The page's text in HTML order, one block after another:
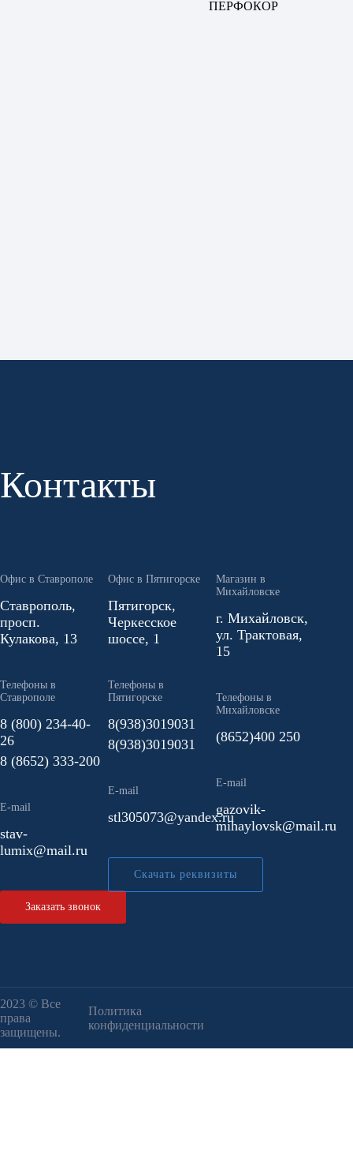
ПЕРФОКОР
Контакты
Офис в Ставрополе
Ставрополь,
просп.
Кулакова, 13
Телефоны в
Ставрополе
8 (800) 234-40-
26
8 (8652) 333-200
E-mail
stav-
lumix@mail.ru
Заказать звонок
Офис в Пятигорске
Пятигорск,
Черкесское
шоссе, 1
Телефоны в
Пятигорске
8(938)3019031
8(938)3019031
E-mail
stl305073@yandex.ru
Скачать реквизиты
Магазин в
Михайловске
г. Михайловск,
ул. Трактовая,
15
Телефоны в
Михайловске
(8652)400 250
E-mail
gazovik-
mihaylovsk@mail.ru
2023 © Все
права
защищены.
Политика
конфиденциальности
Каталог оборудования
Наши услуги
Наши партнеры
WhatsApp